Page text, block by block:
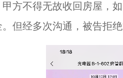
方不得无故收回房屋，
但经多次沟通，被告拒